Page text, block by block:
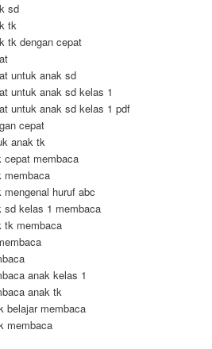
sd
tk
tk dengan cepat
untuk anak sd
untuk anak sd kelas 1
untuk anak sd kelas 1 pdf
cepat
anak tk
cepat membaca
membaca
mengenal huruf abc
sd kelas 1 membaca
tk membaca
anak kelas 1
anak tk
belajar membaca
membaca